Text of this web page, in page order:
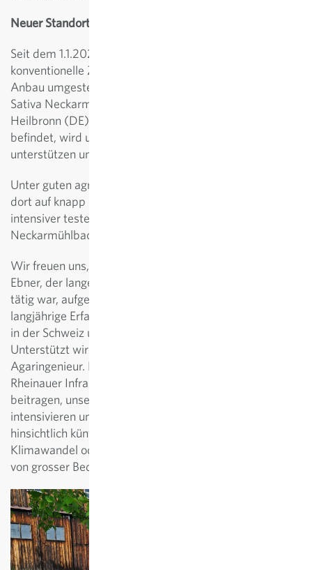
Neuer Standort in Deutschland
Seit dem 1.1.2024 pachtet Sativa eine ehemalige,
konventionelle Züchtungsstation, die auf biologischen
Anbau umgestellt wird. Der neu gegründete Betrieb
Sativa Neckarmühlbach GmbH, der sich nördlich von
Heilbronn (DE), etwa 250 km von Rheinau entfernt
befindet, wird unsere Arbeit in der Pflanzenzüchtung
unterstützen und so den Betrieb in Rheinau entlasten.
Unter guten agronomischen Bedingungen können wir
dort auf knapp 8 ha Fläche unsere Züchtungslinien noch
intensiver testen. Zusätzlich vermehren wir Saatgut in
Neckarmühlbach.
Wir freuen uns, dass der neue Betrieb von Friedemann
Ebner, der lange bei Sativa Rheinau als Pflanzenzüchter
tätig war, aufgebaut und geführt wird. Durch seine
langjährige Erfahrung wird er die Pflanzenzüchtung hier
in der Schweiz und in Deutschland optimal knüpfen.
Unterstützt wird Ebner von Thomas Matter,
Agaringenieur. Beide Standorte ergänzen unsere
Rheinauer Infrastruktur ideal und werden dazu
beitragen, unsere Züchtungsarbeit weiter zu
intensivieren und zu verbessern. Dies ist vor allem
hinsichtlich künftiger Herausforderungen wie
Klimawandel oder Deregulierung der neuen Gentechnik
von grosser Bedeutung.